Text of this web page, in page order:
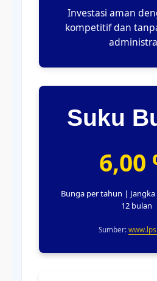
Investasi aman
kompetitif dan
Suku
6,00
Bunga per tahun |
12 bulan
Sumber: